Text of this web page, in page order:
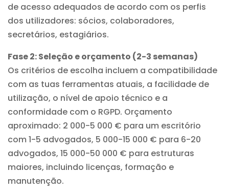
de acesso adequados de acordo com os perfis
dos utilizadores: sócios, colaboradores,
secretários, estagiários.
Fase 2: Seleção e orçamento (2-3 semanas)
Os critérios de escolha incluem a compatibilidade
com as tuas ferramentas atuais, a facilidade de
utilização, o nível de apoio técnico e a
conformidade com o RGPD. Orçamento
aproximado: 2 000-5 000 € para um escritório
com 1-5 advogados, 5 000-15 000 € para 6-20
advogados, 15 000-50 000 € para estruturas
maiores, incluindo licenças, formação e
manutenção.